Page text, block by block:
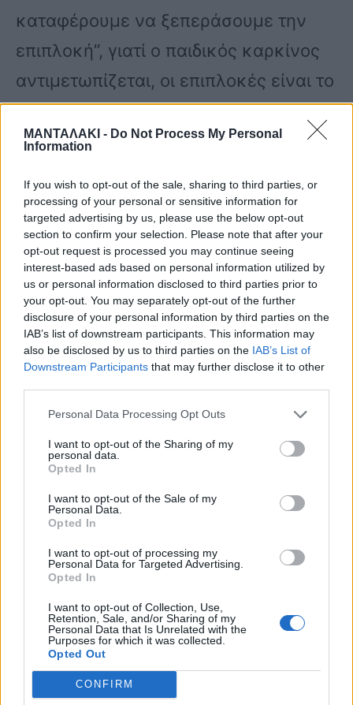
ΜΑΝΤΑΛΑΚΙ - Do Not Process My Personal
Information
If you wish to opt-out of the sale, sharing to third parties, or
processing of your personal or sensitive information for
targeted advertising by us, please use the below opt-out
section to confirm your selection. Please note that after your
opt-out request is processed you may continue seeing
interest-based ads based on personal information utilized by
us or personal information disclosed to third parties prior to
your opt-out. You may separately opt-out of the further
disclosure of your personal information by third parties on the
IAB’s list of downstream participants. This information may
also be disclosed by us to third parties on the IAB’s List of
Downstream Participants that may further disclose it to other
Personal Data Processing Opt Outs
I want to opt-out of the Sharing of my
personal data.
Opted In
I want to opt-out of the Sale of my
Personal Data.
Opted In
I want to opt-out of processing my
Personal Data for Targeted Advertising.
Opted In
I want to opt-out of Collection, Use,
Retention, Sale, and/or Sharing of my
Personal Data that Is Unrelated with the
Purposes for which it was collected.
Opted Out
CONFIRM
καταφέρουμε να ξεπεράσουμε την
επιπλοκή”, γιατί ο παιδικός καρκίνος
αντιμετωπίζεται, οι επιπλοκές είναι το
θέμα.
ξεπερνάς όλο αυτό και το παιδί
στέκεται στα πόδια του, ξαναβρίσκει
τους ρυθμούς του, τη ζωή του… Μετά
από πέντε χρόνια που έφυγε και το
θέμα της υποτροπής, έχουμε μπει…
Αφήνει πάντα σε όλη την οικογένεια
το σημάδι αυτό», είπε αρχικά ο Νίκος
Υποφάντης.
Ο Νίκος Υποφάντης είπε επίσης: «Ο
παιδικός καρκίνος αντιμετωπίζεται
και σε όσους γονείς έτυχε να τους
ανακοινώσουν και χάνεται εκείνη την
ώρα το έδαφος κάτω από τα πόδια,
όλα γίνονται… Δεν πρέπει να
θεωρούμε τον παιδικό καρκίνο
ταμπού».